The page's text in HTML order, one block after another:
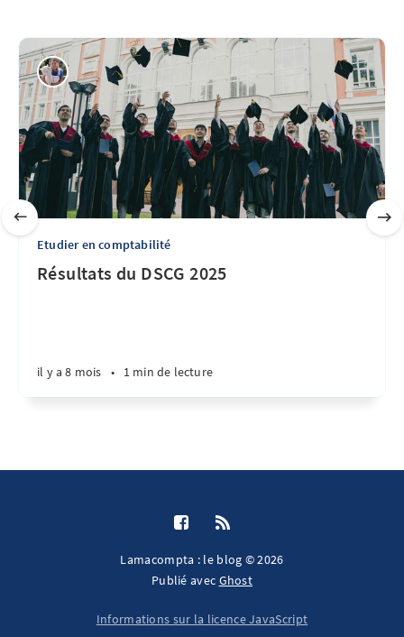
Etudier en comptabilité
Résultats du DSCG 2025
il y a 8 mois • 1 min de lecture
Lamacompta : le blog © 2026
Publié avec Ghost
Informations sur la licence JavaScript